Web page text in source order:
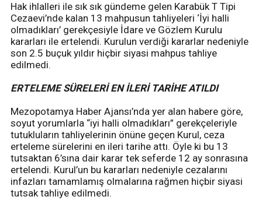
Hak ihlalleri ile sık sık gündeme gelen Karabük T Tipi
Cezaevi’nde kalan 13 mahpusun tahliyeleri ‘İyi halli
olmadıkları’ gerekçesiyle İdare ve Gözlem Kurulu
kararları ile ertelendi. Kurulun verdiği kararlar nedeniyle
son 2.5 buçuk yıldır hiçbir siyasi mahpus tahliye
edilmedi.
ERTELEME SÜRELERİ EN İLERİ TARİHE ATILDI
Mezopotamya Haber Ajansı’nda yer alan habere göre,
soyut yorumlarla “iyi halli olmadıkları” gerekçeleriyle
tutukluların tahliyelerinin önüne geçen Kurul, ceza
erteleme sürelerini en ileri tarihe attı. Öyle ki bu 13
tutsaktan 6’sına dair karar tek seferde 12 ay sonrasına
ertelendi. Kurul’un bu kararları nedeniyle cezalarını
infazları tamamlamış olmalarına rağmen hiçbir siyasi
tutsak tahliye edilmedi.